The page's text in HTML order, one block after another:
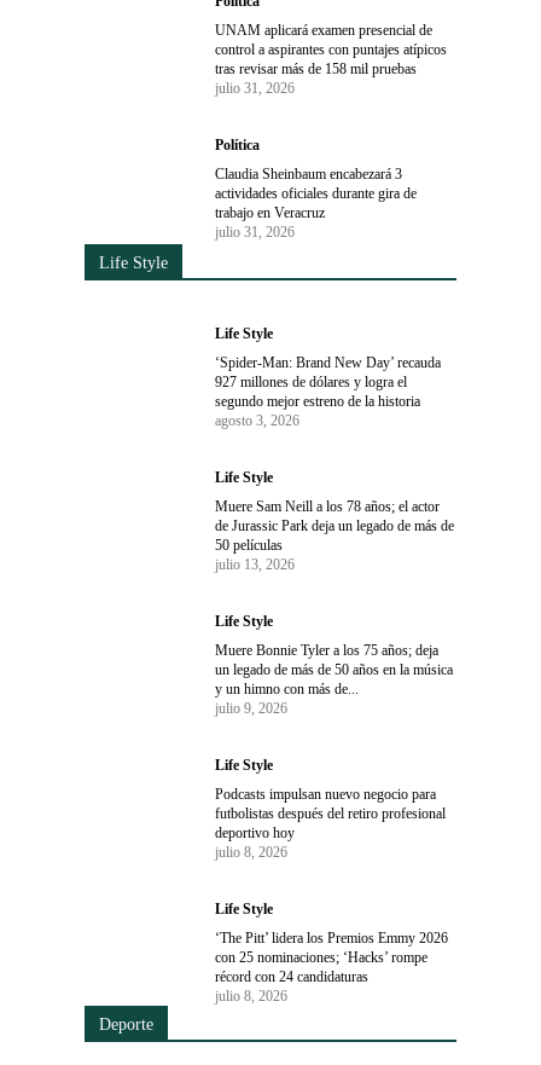
UNAM aplicará examen presencial de
control a aspirantes con puntajes atípicos
tras revisar más de 158 mil pruebas
julio 31, 2026
Política
Claudia Sheinbaum encabezará 3
actividades oficiales durante gira de
trabajo en Veracruz
julio 31, 2026
Life Style
Life Style
‘Spider-Man: Brand New Day’ recauda
927 millones de dólares y logra el
segundo mejor estreno de la historia
agosto 3, 2026
Life Style
Muere Sam Neill a los 78 años; el actor
de Jurassic Park deja un legado de más de
50 películas
julio 13, 2026
Life Style
Muere Bonnie Tyler a los 75 años; deja
un legado de más de 50 años en la música
y un himno con más de...
julio 9, 2026
Life Style
Podcasts impulsan nuevo negocio para
futbolistas después del retiro profesional
deportivo hoy
julio 8, 2026
Life Style
‘The Pitt’ lidera los Premios Emmy 2026
con 25 nominaciones; ‘Hacks’ rompe
récord con 24 candidaturas
julio 8, 2026
Deporte